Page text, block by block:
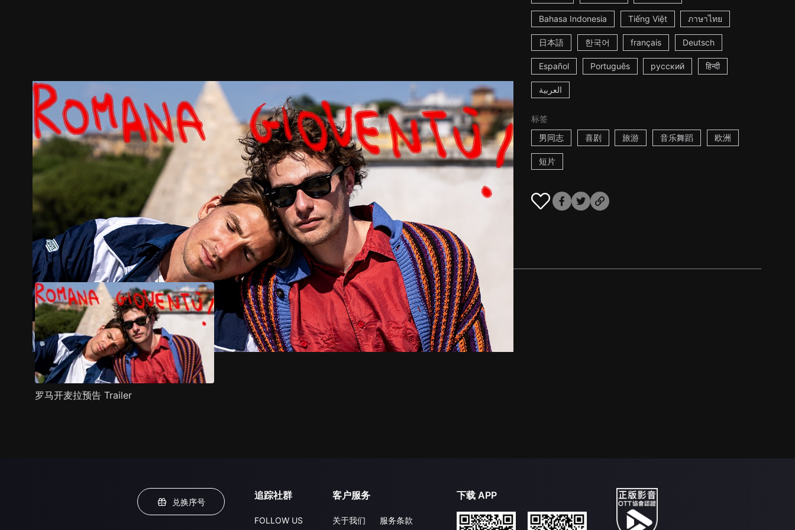
Bahasa Indonesia Tiếng Việt ภาษาไทย
日本語 한국어 français Deutsch
Español Português русский हिन्दी
العربية
标签
男同志
喜剧 旅游 音乐舞蹈 欧洲
短片
预告 剧照 推荐影片 剧情介绍
罗马开麦拉预告 Trailer
兑换序号
追踪社群
FOLLOW US
客户服务
关于我们 服务条款
下载 APP